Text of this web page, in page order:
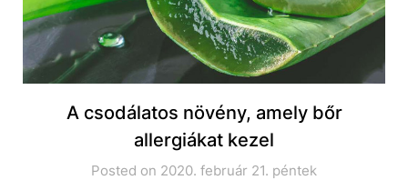
A csodálatos növény, amely bőr
allergiákat kezel
Posted on 2020. február 21. péntek